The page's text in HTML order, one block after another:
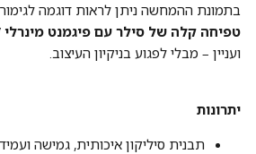
בתמונת ההמחשה ניתן לראות דוגמה
טפיחה קלה של סילר עם פיגמנט
ועניין – מבלי לפגוע בניקיון העיצוב.
יתרונות
תבנית סיליקון איכותית, גמישה